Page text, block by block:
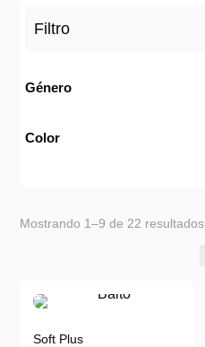
Filtro
Género
Color
Mostrando 1–9 de 22 resultados
Soft Plus